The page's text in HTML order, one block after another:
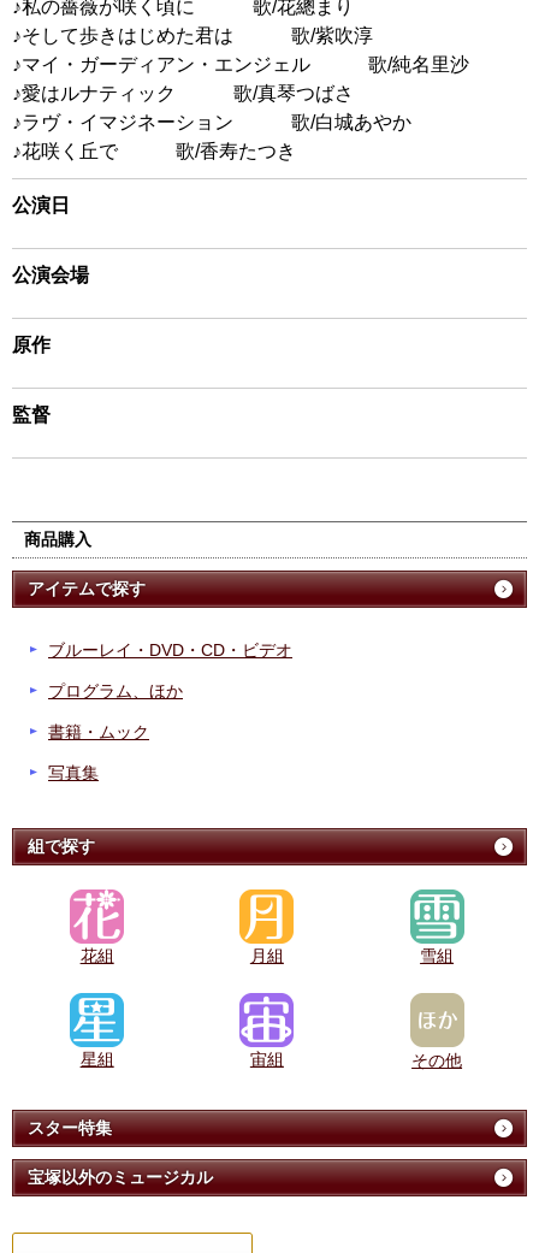
♪私の薔薇が咲く頃に 歌/花總まり
♪そして歩きはじめた君は 歌/紫吹淳
♪マイ・ガーディアン・エンジェル 歌/純名里沙
♪愛はルナティック 歌/真琴つばさ
♪ラヴ・イマジネーション 歌/白城あやか
♪花咲く丘で 歌/香寿たつき
公演日
公演会場
原作
監督
商品購入
アイテムで探す
ブルーレイ・DVD・CD・ビデオ
プログラム、ほか
書籍・ムック
写真集
組で探す
花組 月組 雪組
星組 宙組 その他
スター特集
宝塚以外のミュージカル